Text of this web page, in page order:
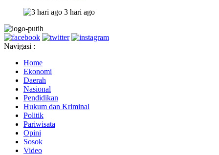
3 hari ago
Navigasi :
Home
Ekonomi
Daerah
Nasional
Pendidikan
Hukum dan Kriminal
Politik
Pariwisata
Opini
Sosok
Video